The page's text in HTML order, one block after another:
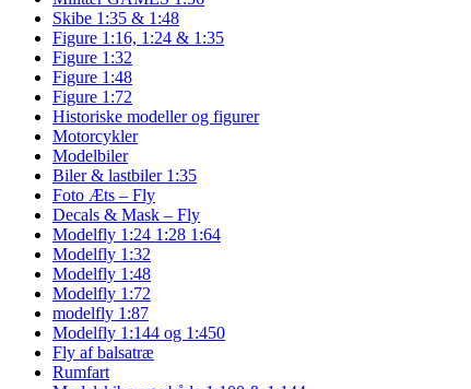
Skibe 1:35 & 1:48
Figure 1:16, 1:24 & 1:35
Figure 1:32
Figure 1:48
Figure 1:72
Historiske modeller og figurer
Motorcykler
Modelbiler
Biler & lastbiler 1:35
Foto Æts – Fly
Decals & Mask – Fly
Modelfly 1:24 1:28 1:64
Modelfly 1:32
Modelfly 1:48
Modelfly 1:72
modelfly 1:87
Modelfly 1:144 og 1:450
Fly af balsatræ
Rumfart